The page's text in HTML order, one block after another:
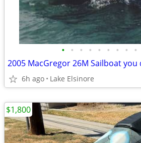
• • • • • • • • •
6h ago Lake Elsinore
$1,800